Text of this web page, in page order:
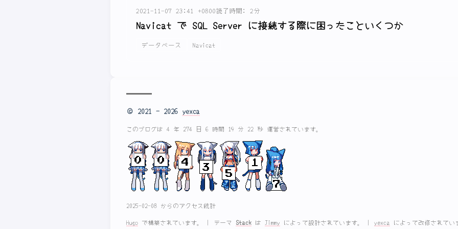
2021-11-07 23:41 +0800読了時間: 2分
Navicat で SQL Server に接続する際に困ったこといくつか
データベース Navicat
© 2021 - 2026 yexca
このブログは 4 年 274 日 6 時間 19 分 22 秒 運営されています。
2025-02-08 からのアクセス統計
Hugoで構築されています。 | テーマ Stackは Jimmy によって設計されています。 | yexca によって改修されてい